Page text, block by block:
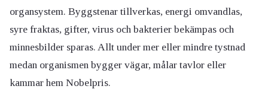
organsystem. Byggstenar tillverkas, energi omvandlas,
syre fraktas, gifter, virus och bakterier bekämpas och
minnesbilder sparas. Allt under mer eller mindre tystnad
medan organismen bygger vägar, målar tavlor eller
kammar hem Nobelpris.